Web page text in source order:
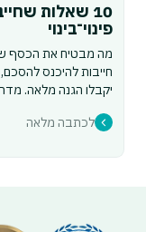
10 שאלות
פינוי־בינוי
מה מבטיח את הכסף
חייבות להיכנס
יקבלו הגנה מלאה.
לכתבה מלאה